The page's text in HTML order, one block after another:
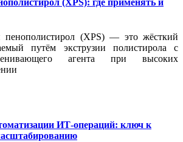
пенополистирол (XPS) — это жёсткий
путём экструзии полистирола с
агента при высоких
ИТ-операций: ключ к